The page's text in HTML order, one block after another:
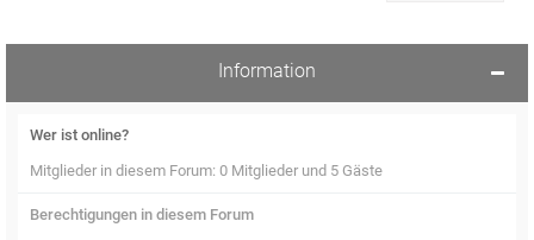
Information
Wer ist online?
Mitglieder in diesem Forum: 0 Mitglieder und 5 Gäste
Berechtigungen in diesem Forum